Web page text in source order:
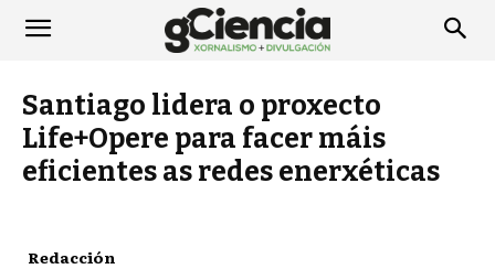
Santiago lidera o proxecto
Life+Opere para facer máis
eficientes as redes enerxéticas
Redacción